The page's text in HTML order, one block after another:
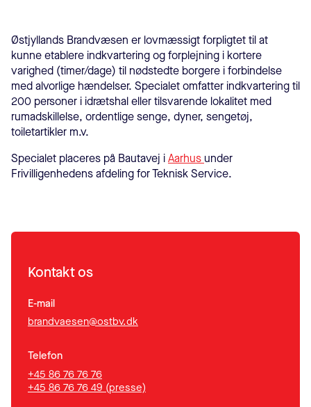
Østjyllands Brandvæsen er lovmæssigt forpligtet til at
kunne etablere indkvartering og forplejning i kortere
varighed (timer/dage) til nødstedte borgere i forbindelse
med alvorlige hændelser. Specialet omfatter indkvartering til
200 personer i idrætshal eller tilsvarende lokalitet med
rumadskillelse, ordentlige senge, dyner, sengetøj,
toiletartikler m.v.
Specialet placeres på Bautavej iAarhus under
Frivilligenhedens afdeling for Teknisk Service.
Kontakt os
E-mail
brandvaesen@ostbv.dk
Telefon
+45 86 76 76 76
+45 86 76 76 49 (presse)